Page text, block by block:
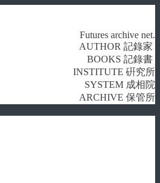
Futures archive net.
AUTHOR 記錄家
BOOKS 記錄書
INSTITUTE 硏究所
SYSTEM 成相院
ARCHIVE 保管所